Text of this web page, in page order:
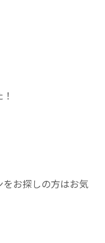
お探しの方はお気